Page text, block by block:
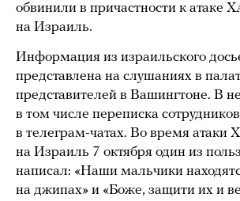
обвинили в причастности к
на Израиль.
Информация из израильского
представлена на слушаниях в
представителей в Вашингтоне. В
в том числе переписка
в телеграм-чатах. Во время
на Израиль 7 октября один из
написал: «Наши мальчики
на джипах» и «Боже, защити их и